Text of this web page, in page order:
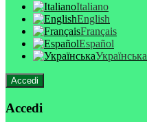
Italiano
English
Français
Español
Українська
Accedi
Accedi